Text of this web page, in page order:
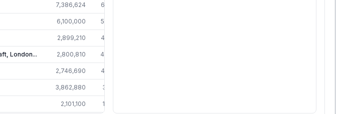
7,386,624 6.05%
6,100,000 5.00%
2,899,210 4.56%
London... 2,800,810 4.40%
2,746,690 4.32%
3,862,880 3.17%
2,101,100 1.72%